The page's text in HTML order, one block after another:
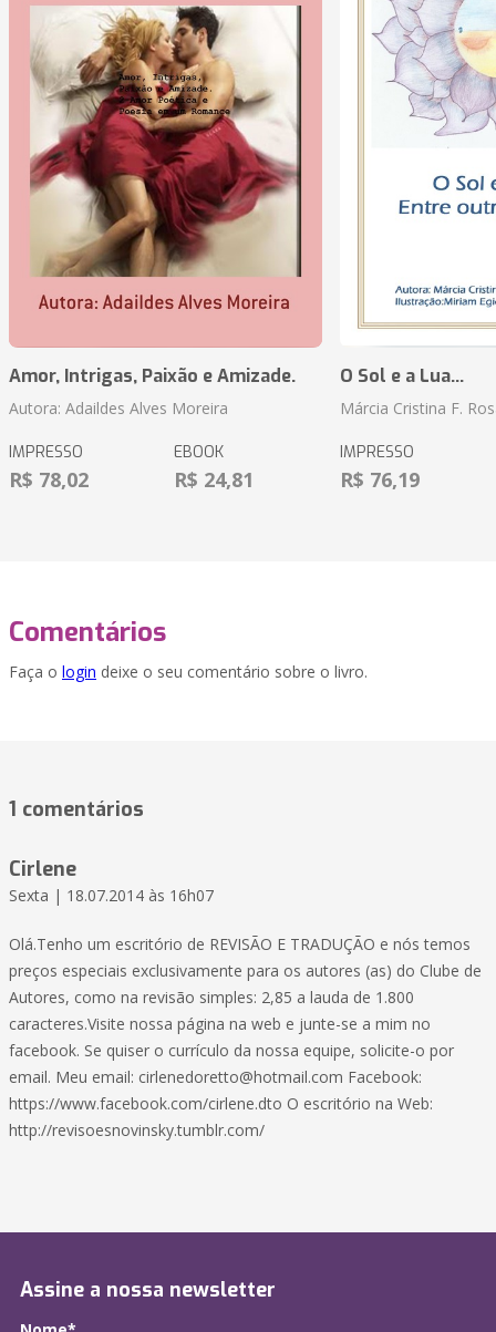
Amor, Intrigas, Paixão e Amizade.
Autora: Adaildes Alves Moreira
IMPRESSO
R$ 78,02
EBOOK
R$ 24,81
O Sol e a Lua...
Márcia Cristina F.
IMPRESSO
R$ 76,19
Comentários
Faça o login deixe o seu comentário sobre o livro.
1 comentários
Cirlene
Sexta | 18.07.2014 às 16h07
Olá.Tenho um escritório de REVISÃO E TRADUÇÃO e nós temos
preços especiais exclusivamente para os autores (as) do Clube de
Autores, como na revisão simples: 2,85 a lauda de 1.800
caracteres.Visite nossa página na web e junte-se a mim no
facebook. Se quiser o currículo da nossa equipe, solicite-o por
email. Meu email: cirlenedoretto@hotmail.com Facebook:
https://www.facebook.com/cirlene.dto O escritório na Web:
http://revisoesnovinsky.tumblr.com/
Assine a nossa newsletter